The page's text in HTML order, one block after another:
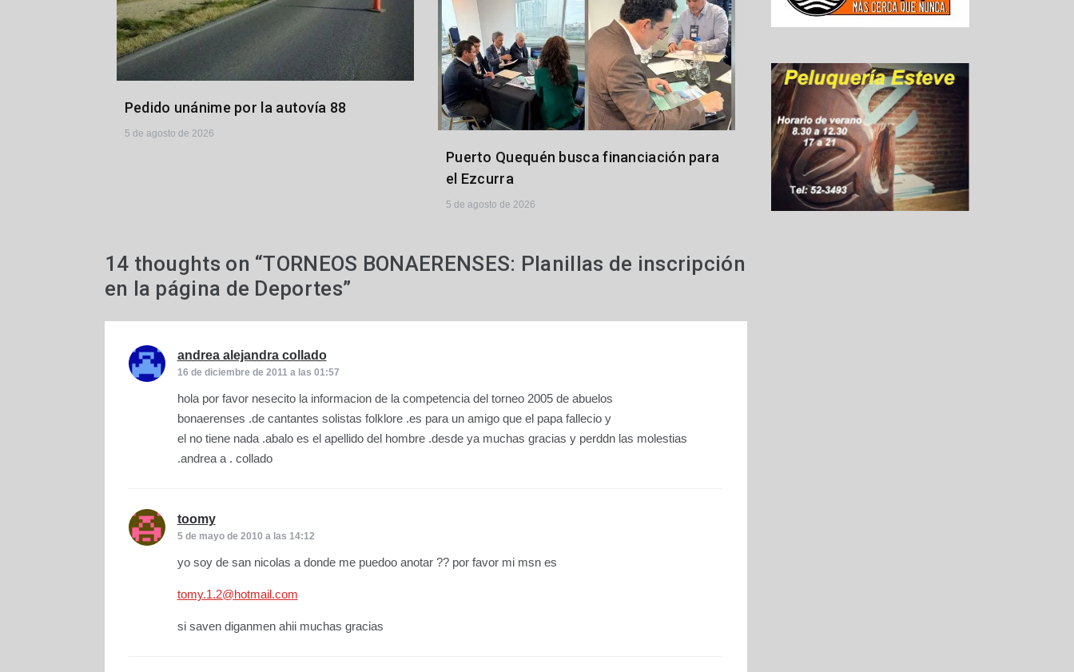
Pedido unánime por la autovía 88
5 de agosto de 2026
Puerto Quequén busca financiación para
el Ezcurra
5 de agosto de 2026
14 thoughts on “TORNEOS BONAERENSES: Planillas de inscripción
en la página de Deportes”
andrea alejandra colladodice:
16 de diciembre de 2011 a las 01:57
hola por favor nesecito la informacion de la competencia del torneo 2005 de abuelos
bonaerenses .de cantantes solistas folklore .es para un amigo que el papa fallecio y
el no tiene nada .abalo es el apellido del hombre .desde ya muchas gracias y perddn las molestias
.andrea a . collado
toomydice:
5 de mayo de 2010 a las 14:12
yo soy de san nicolas a donde me puedoo anotar ?? por favor mi msn es
tomy.1.2@hotmail.com
si saven diganmen ahii muchas gracias